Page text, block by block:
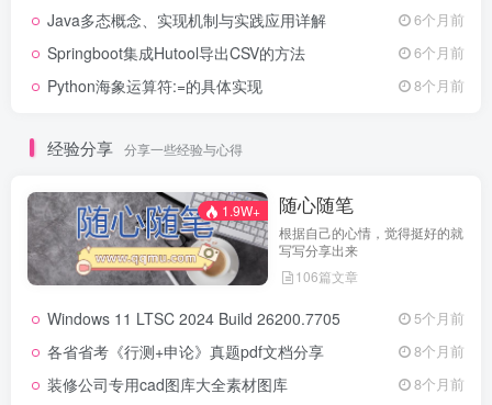
Java多态概念、实现机制与实践应用详解 6个月前
Springboot集成Hutool导出CSV的方法 6个月前
Python海象运算符:=的具体实现 8个月前
经验分享 分享一些经验与心得
1.9W+ 随心随笔
根据自己的心情，觉得挺好的就
写写分享出来
106篇文章
Windows 11 LTSC 2024 Build 26200.7705 5个月前
各省省考《行测+申论》真题pdf文档分享 8个月前
装修公司专用cad图库大全素材图库 8个月前